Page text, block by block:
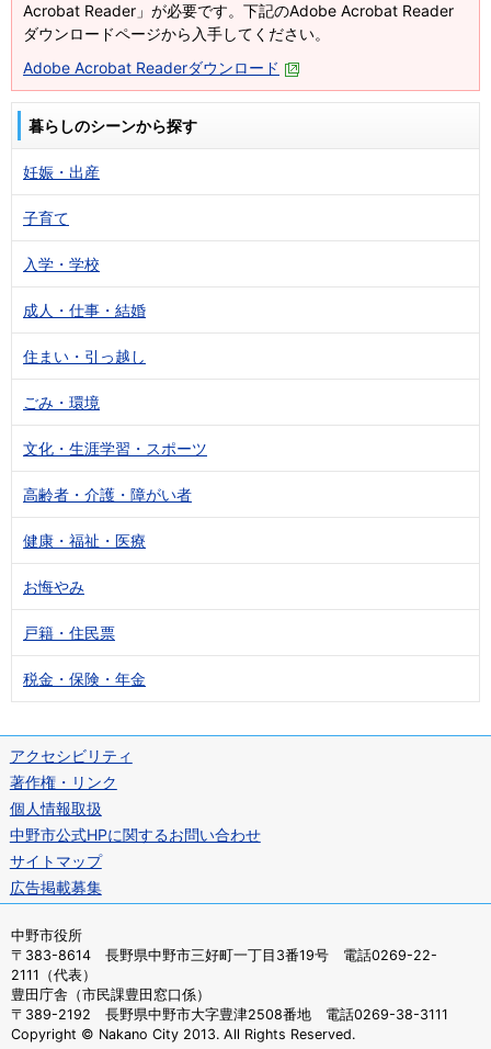
Acrobat Reader」が必要です。下記のAdobe Acrobat Reader
ダウンロードページから入手してください。
Adobe Acrobat Readerダウンロード
暮らしのシーンから探す
妊娠・出産
子育て
入学・学校
成人・仕事・結婚
住まい・引っ越し
ごみ・環境
文化・生涯学習・スポーツ
高齢者・介護・障がい者
健康・福祉・医療
お悔やみ
戸籍・住民票
税金・保険・年金
アクセシビリティ
著作権・リンク
個人情報取扱
中野市公式HPに関するお問い合わせ
サイトマップ
広告掲載募集
中野市役所
〒383-8614 長野県中野市三好町一丁目3番19号 電話0269-22-
2111（代表）
豊田庁舎（市民課豊田窓口係）
〒389-2192 長野県中野市大字豊津2508番地 電話0269-38-3111
Copyright © Nakano City 2013. All Rights Reserved.